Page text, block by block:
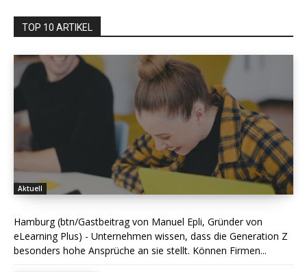
TOP 10 ARTIKEL
Aktuell
Hamburg (btn/Gastbeitrag von Manuel Epli, Gründer von
eLearning Plus) - Unternehmen wissen, dass die Generation Z
besonders hohe Ansprüche an sie stellt. Können Firmen...